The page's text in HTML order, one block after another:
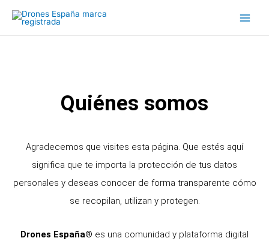
Quiénes somos
Agradecemos que visites esta página. Que estés aquí
significa que te importa la protección de tus datos
personales y deseas conocer de forma transparente cómo
se recopilan, utilizan y protegen.
Drones España® es una comunidad y plataforma digital